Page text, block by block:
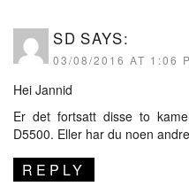
SD SAYS:
03/08/2016 AT 1:06
Hei Jannid
Er det fortsatt disse to
D5500. Eller har du noen
REPLY